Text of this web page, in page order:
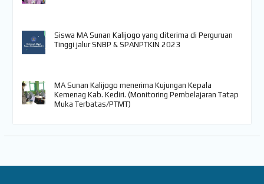
Siswa MA Sunan Kalijogo yang diterima di Perguruan
Tinggi jalur SNBP & SPANPTKIN 2023
MA Sunan Kalijogo menerima Kujungan Kepala
Kemenag Kab. Kediri. (Monitoring Pembelajaran Tatap
Muka Terbatas/PTMT)